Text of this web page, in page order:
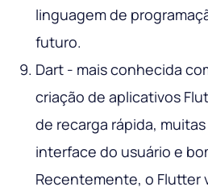
linguagem de
futuro.
Dart - mais conhecida
criação de aplicativos
de recarga rápida,
interface do usuário e
Recentemente, o Flutter